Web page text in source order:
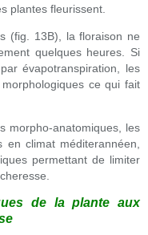
plantes fleurissent.
(fig. 13B), la floraison ne
quelques heures. Si
évapotranspiration, les
ce qui fait
morpho-anatomiques, les
climat méditerannéen,
permettant de limiter
de la plante aux